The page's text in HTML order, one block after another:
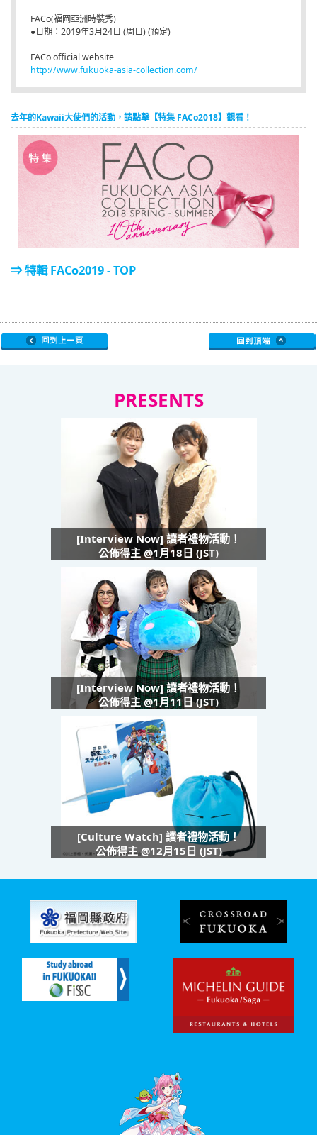
FACo(福岡亞洲時裝秀)
●日期：2019年3月24日 (周日) (預定)
FACo official website
http://www.fukuoka-asia-collection.com/
去年的Kawaii大使們的活動，請點擊【特集 FACo2018】觀看！
⇒ 特輯 FACo2019 - TOP
PRESENTS
[Interview Now] 讀者禮物活動！
公佈得主 @1月18日 (JST)
[Interview Now] 讀者禮物活動！
公佈得主 @1月11日 (JST)
[Culture Watch] 讀者禮物活動！
公佈得主 @12月15日 (JST)